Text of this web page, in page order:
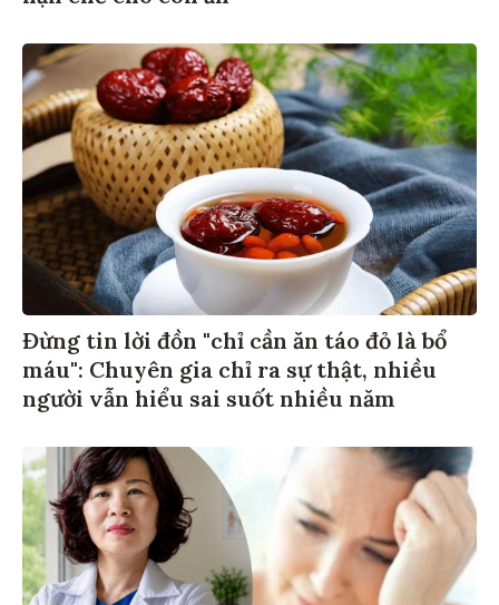
Đừng tin lời đồn "chỉ cần ăn táo đỏ là bổ
máu": Chuyên gia chỉ ra sự thật, nhiều
người vẫn hiểu sai suốt nhiều năm